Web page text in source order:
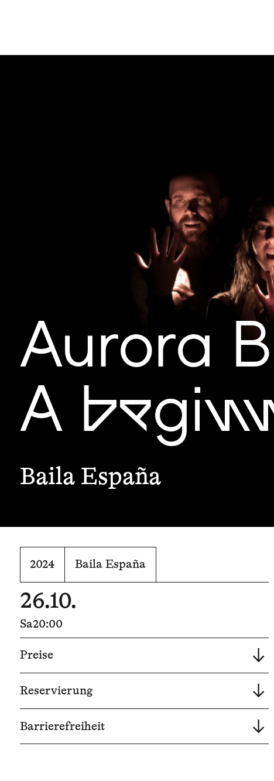
Aurora
A
Baila España
2024 Baila España
26.10.
Sa20:00
Preise
Reservierung
Barrierefreiheit